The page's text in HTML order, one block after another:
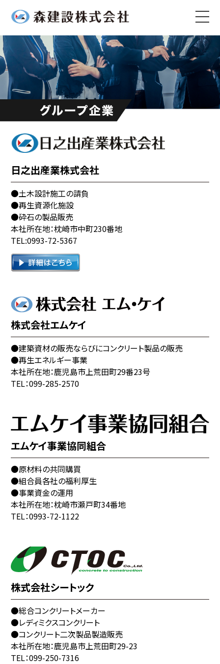
日之出産業株式会社
●土木設計施工の請負
●再生資源化施設
●砕石の製品販売
本社所在地：枕崎市中町230番地
TEL:0993-72-5367
株式会社エムケイ
●建築資材の販売ならびにコンクリート製品の販売
●再生エネルギー事業
本社所在地：鹿児島市上荒田町29番23号
TEL：099-285-2570
エムケイ事業協同組合
●原材料の共同購買
●組合員各社の福利厚生
●事業資金の運用
本社所在地：枕崎市瀬戸町34番地
TEL：0993-72-1122
株式会社シートック
●総合コンクリートメーカー
●レディミクスコンクリート
●コンクリート二次製品製造販売
本社所在地：鹿児島市上荒田町29-23
TEL：099-250-7316